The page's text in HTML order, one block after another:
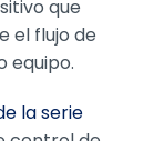
que
el flujo de
equipo.
la serie